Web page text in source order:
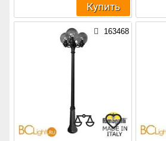
Купить
163468